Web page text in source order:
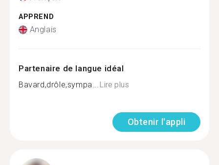
APPREND
Anglais
Partenaire de langue idéal
Bavard,drôle,sympa...Lire plus
Obtenir l'appli